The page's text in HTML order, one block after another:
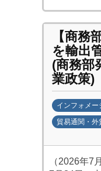
【商務
を輸出
(商務部
業政策)
インフォメー
貿易通関・外
日
（2026年